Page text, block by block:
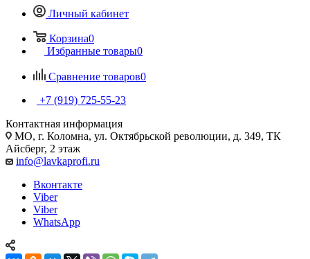
Личный кабинет
Корзина0
Избранные товары0
Сравнение товаров0
+7 (919) 725-55-23
Контактная информация
МО, г. Коломна, ул. Октябрьской революции, д. 349, ТК
Айсберг, 2 этаж
info@lavkaprofi.ru
Вконтакте
Viber
Viber
WhatsApp